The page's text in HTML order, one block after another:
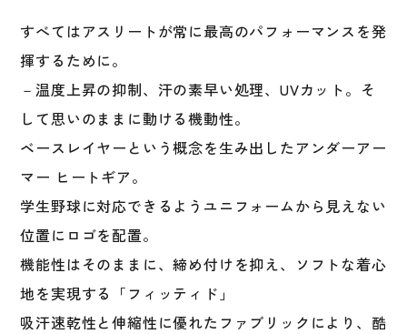
ド
ロ
ス
リ
ー
ク
ル
ー
ネ
ッ
ク
すべてはアスリートが常に最高のパフォーマンスを発
揮するために。
－温度上昇の抑制、汗の素早い処理、UVカット。そ
して思いのままに動ける機動性。
ベースレイヤーという概念を生み出したアンダーアー
マー ヒートギア。
学生野球に対応できるようユニフォームから見えない
位置にロゴを配置。
機能性はそのままに、締め付けを抑え、ソフトな着心
地を実現する「フィッティド」
吸汗速乾性と伸縮性に優れたファブリックにより、酷